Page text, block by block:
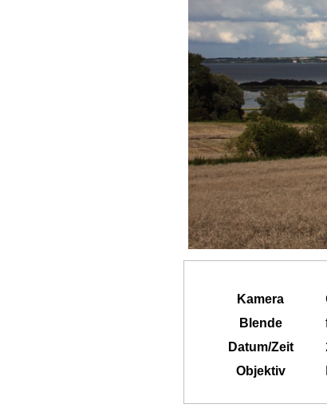
Kamera
Blende
Datum/Zeit
Objektiv